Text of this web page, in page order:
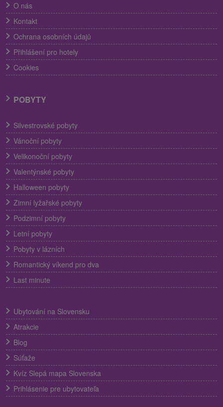
O nás
Kontakt
Ochrana osobních údajů
Přihlášení pro hotely
Cookies
POBYTY
Silvestrovské pobyty
Vánoční pobyty
Velikonoční pobyty
Valentýnské pobyty
Halloween pobyty
Zimní lyžařské pobyty
Podzimní pobyty
Letní pobyty
Pobyty v lázních
Romantický víkend pro dva
Last minute
Ubytování na Slovensku
Atrakcie
Blog
Súťaže
Kvíz Slepá mapa Slovenska
Prihlásenie pre ubytovateľa